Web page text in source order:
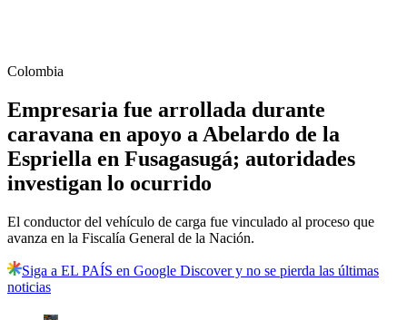
Colombia
Empresaria fue arrollada durante
caravana en apoyo a Abelardo de la
Espriella en Fusagasugá; autoridades
investigan lo ocurrido
El conductor del vehículo de carga fue vinculado al proceso que
avanza en la Fiscalía General de la Nación.
Siga a EL PAÍS en Google Discover y no se pierda las últimas
noticias